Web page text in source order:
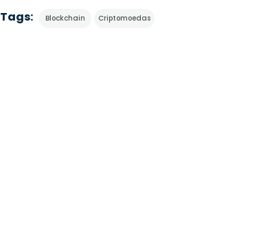
Tags: Blockchain Criptomoedas